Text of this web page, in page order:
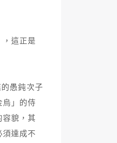
這正是
愚鈍次子
烏」的侍
貌，其
達成不